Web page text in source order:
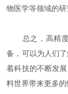
物医学等领域的研
总之，高精度
备，可以为人们
着科技的不断发
料世界带来更多的